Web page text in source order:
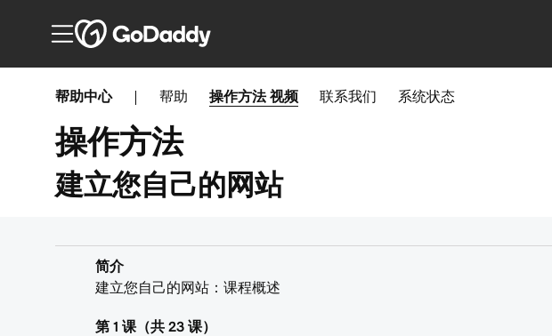
帮助中心 帮助 操作方法 视频 联系我们 系统状态
操作方法
建立您自己的网站
简介
建立您自己的网站：课程概述
第 1 课（共 23 课）